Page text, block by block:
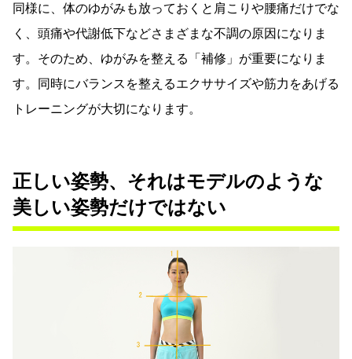
同様に、体のゆがみも放っておくと肩こりや腰痛だけでな
く、頭痛や代謝低下などさまざまな不調の原因になりま
す。そのため、ゆがみを整える「補修」が重要になりま
す。同時にバランスを整えるエクササイズや筋力をあげる
トレーニングが大切になります。
正しい姿勢、それはモデルのような
美しい姿勢だけではない